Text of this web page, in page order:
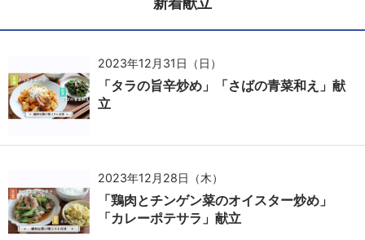
2023年12月31日（日）
「タラの旨辛炒め」「さばの青菜和え」献
立
2023年12月28日（木）
「鶏肉とチンゲン菜のオイスター炒め」
「カレーポテサラ」献立